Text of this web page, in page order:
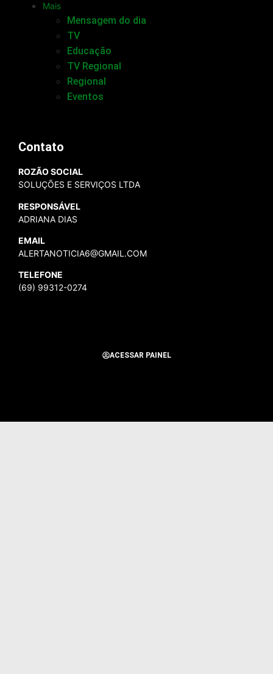
Mais
Mensagem do dia
TV
Educação
TV Regional
Regional
Eventos
Contato
ROZÃO SOCIAL
SOLUÇÕES E SERVIÇOS LTDA
RESPONSÁVEL
ADRIANA DIAS
EMAIL
ALERTANOTICIA6@GMAIL.COM
TELEFONE
(69) 99312-0274
ACESSAR PAINEL